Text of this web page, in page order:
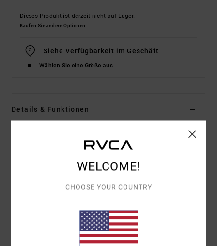
Dieses Produkt ist derzeit nicht auf Lager.
Kaufen Sie andere Optionen
Siehe Verfügbarkeit im Geschäft
Wählen Sie eine Größe aus
Details & Funktionen
Farbcodegrn
Mischgewebe aus Leinen und Viskose
Easy Fit
Camp Kragenausschnitt
Kurzärmlig
WELCOME!
CHOOSE YOUR COUNTRY